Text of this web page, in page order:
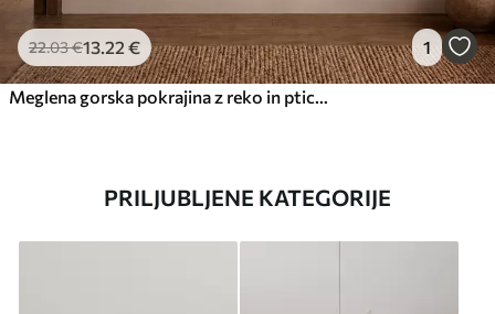
22.03€13 .22 € 1
PRILJUBLJENE KATEGORIJE